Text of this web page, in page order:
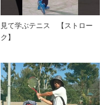
見て学ぶテニス 【ストロー
ク】